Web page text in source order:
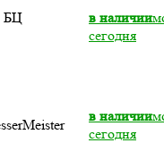
БЦ
в наличии
сегодня
в наличии
сегодня